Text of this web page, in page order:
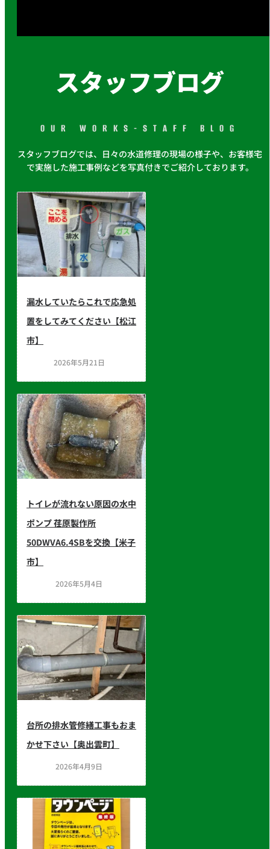
スタッフブログ
OUR WORKS-STAFF BLOG
スタッフブログでは、日々の水道修理の現場の様子や、お客様宅
で実施した施工事例などを写真付きでご紹介しております。
漏水していたらこれで応急処
置をしてみてください【松江
市】
2026年5月21日
トイレが流れない原因の水中
ポンプ 荏原製作所
50DWVA6.4SBを交換【米子
市】
2026年5月4日
台所の排水管修繕工事もおま
かせ下さい【奥出雲町】
2026年4月9日